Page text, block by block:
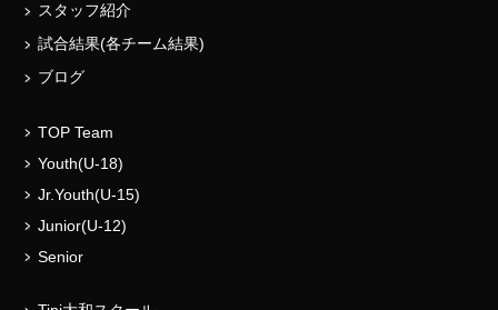
スタッフ紹介
試合結果(各チーム結果)
ブログ
TOP Team
Youth(U-18)
Jr.Youth(U-15)
Junior(U-12)
Senior